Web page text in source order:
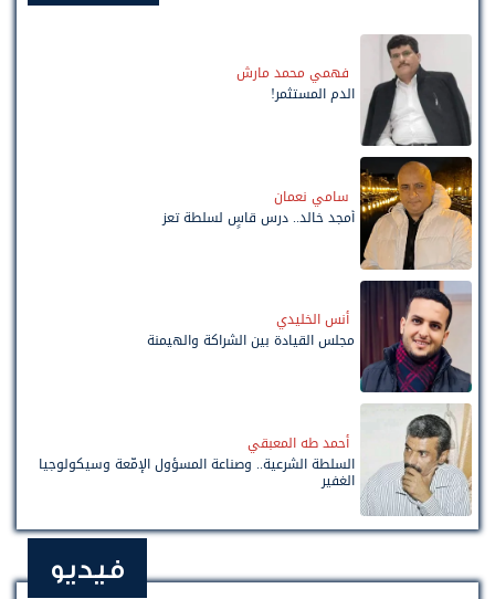
فهمي محمد مارش
الدم المستثمر!
سامي نعمان
أمجد خالد.. درس قاسٍ لسلطة تعز
أنس الخليدي
مجلس القيادة بين الشراكة والهيمنة
أحمد طه المعبقي
السلطة الشرعية.. وصناعة المسؤول الإمّعة وسيكولوجيا
الغفير
فيديو